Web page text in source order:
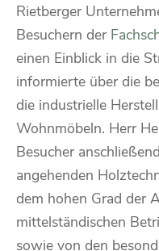
Rietberger
Besuchern der
einen Einblick in die
informierte über die
die industrielle
Wohnmöbeln. Herr
Besucher
angehenden
dem hohen Grad der
mittelständischen
sowie von den